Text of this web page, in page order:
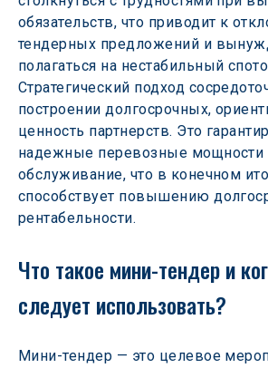
обязательств, что приводит к
тендерных предложений и
полагаться на нестабильный
Стратегический подход
построении долгосрочных,
ценность партнерств. Это
надежные перевозные мощности
обслуживание, что в конечном
способствует повышению
рентабельности.
Что такое мини-тендер и
следует использовать?
Мини-тендер — это целевое